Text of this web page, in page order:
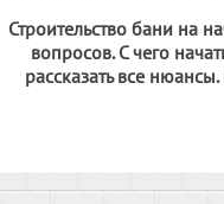
Строительство бани на
вопросов. С чего
рассказать все